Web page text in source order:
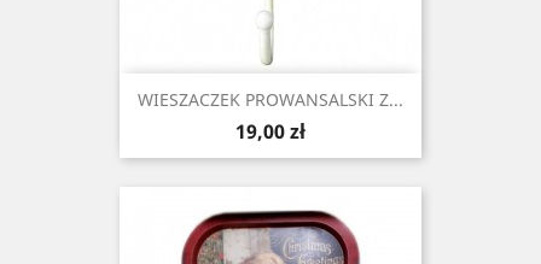
WIESZACZEK PROWANSALSKI Z...
Cena
19,00 zł